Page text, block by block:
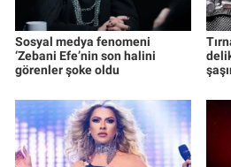
Sosyal medya fenomeni
‘Zebani Efe’nin son halini
görenler şoke oldu